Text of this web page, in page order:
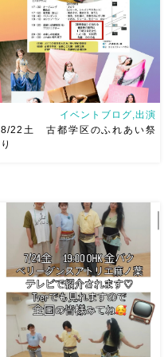
りにて踊らせていただきます♡
太鼓も叩くよー！私たちは
18:40頃から出演です屋台も出
てとても楽しいお祭りになりそ
う
私たちも踊った後は祭り
を楽しみます
遊びにいら
[…]
イベントブログ,出演
8/22土 古都学区のふれあい祭
り